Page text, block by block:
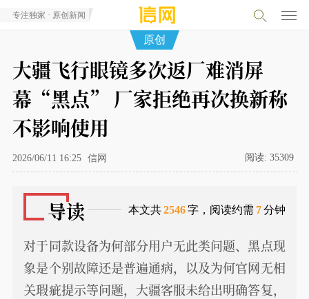
专注独家 · 原创新闻
原创
大疆飞行眼镜多次返厂难消屏
幕“黑点” 厂家拒绝再次换新称
不影响使用
2026/06/11 16:25 信网 阅读: 35309
导读 本文共2546字，阅读约需 7分钟
对于同款设备为何部分用户无此类问题、黑点现
象是个别故障还是普遍通病，以及为何官网无相
关瑕疵提示等问题，大疆客服未给出明确答复，